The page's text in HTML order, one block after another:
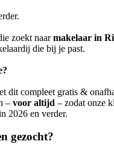
zoekt naarmakelaar in
die bij je past.
dit compleet gratis &
– voor altijd – zodat onze
2026 en verder.
gezocht?